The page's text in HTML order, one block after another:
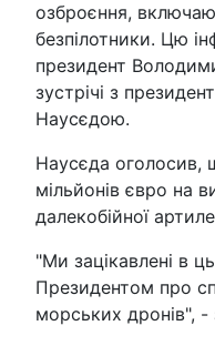
озброєння,
безпілотники. Цю
президент
зустрічі з
Наусєдою.
Наусєда оголосив,
мільйонів євро на
далекобійної
"Ми зацікавлені в
Президентом про
морських дронів", -